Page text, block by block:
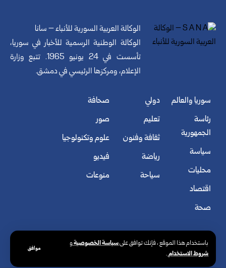
باستخدام هذا الموقع ، فإنك توافق علىسياسة الخصوصيةو
شروط الاستخدام.
موافق
الوكالة العربية السورية للأنباء – سانا
الوكالة الوطنية الرسمية للأخبار في سوريا،
تأسست في 24 يونيو 1965. تتبع وزارة
الإعلام، ومركزها الرئيسي في دمشق.
سوريا والعالم
رئاسة
الجمهورية
سياسة
محليات
اقتصاد
صحة
دولي
تعليم
ثقافة وفنون
رياضة
سياحة
صحافة
صور
علوم وتكنولوجيا
فيديو
منوعات
© الوكالة العربية السورية للأنباء. كافة الحقوق محفوظة.